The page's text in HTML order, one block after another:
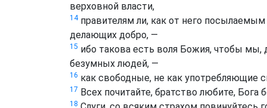
верховной власти,
14правителям ли, как от него посылаемым
делающих добро, —
15 ибо такова есть воля Божия, чтобы мы,
безумных людей, —
16 как свободные, не как употребляющие
17 Всех почитайте, братство любите, Бога
18